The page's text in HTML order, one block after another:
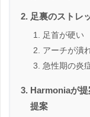
足裏のストレ
足首が硬い
アーチが潰
急性期の炎
Harmoniaが
提案